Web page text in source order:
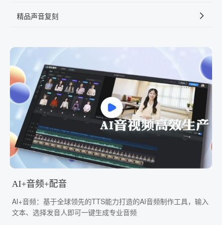
精品声音复刻
AI+音频+配音
AI+音频：基于全球领先的TTS能力打造的AI音频制作工具，输入
文本、选择发音人即可一键生成专业音频